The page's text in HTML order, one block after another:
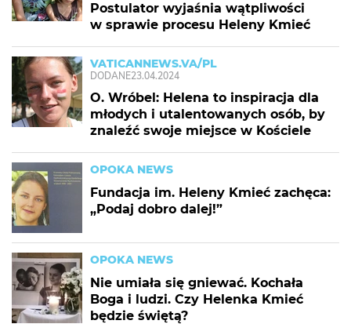
Postulator wyjaśnia wątpliwości
w sprawie procesu Heleny Kmieć
VATICANNEWS.VA/PL
DODANE23.04.2024
O. Wróbel: Helena to inspiracja dla
młodych i utalentowanych osób, by
znaleźć swoje miejsce w Kościele
OPOKA NEWS
Fundacja im. Heleny Kmieć zachęca:
„Podaj dobro dalej!”
OPOKA NEWS
Nie umiała się gniewać. Kochała
Boga i ludzi. Czy Helenka Kmieć
będzie świętą?